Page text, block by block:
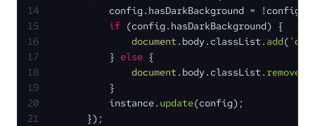
14
            config.
hasDarkBackground = !config.
15
if (config. hasDarkBackground) {
16
document . body. classList . add(
17
            }
else {
18
document . body. classList . remove
19
            }
20
            instance.
update(config);
21
        });